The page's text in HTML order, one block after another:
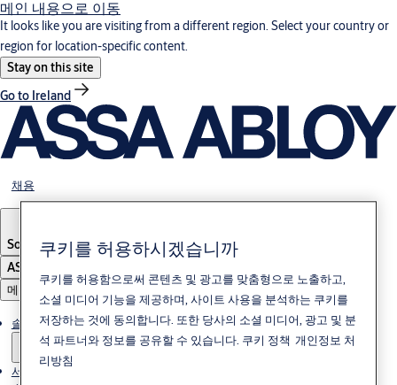
메인 내용으로 이동
It looks like you are visiting from a different region. Select your country or
region for location-specific content.
Stay on this site
Go to Ireland
채용
South Korea ·한국어
ASSA ABLOY Group
메뉴
솔루션
서비스
쿠키를 허용하시겠습니까
쿠키를 허용함으로써 콘텐츠 및 광고를 맞춤형으로 노출하고,
소셜 미디어 기능을 제공하며, 사이트 사용을 분석하는 쿠키를
저장하는 것에 동의합니다. 또한 당사의 소셜 미디어, 광고 및 분
석 파트너와 정보를 공유할 수 있습니다. 쿠키 정책 개인정보 처
리방침